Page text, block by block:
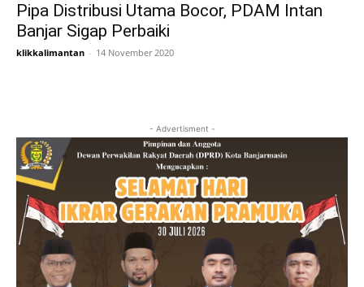
Pipa Distribusi Utama Bocor, PDAM Intan
Banjar Sigap Perbaiki
klikkalimantan - 14 November 2020
- Advertisment -